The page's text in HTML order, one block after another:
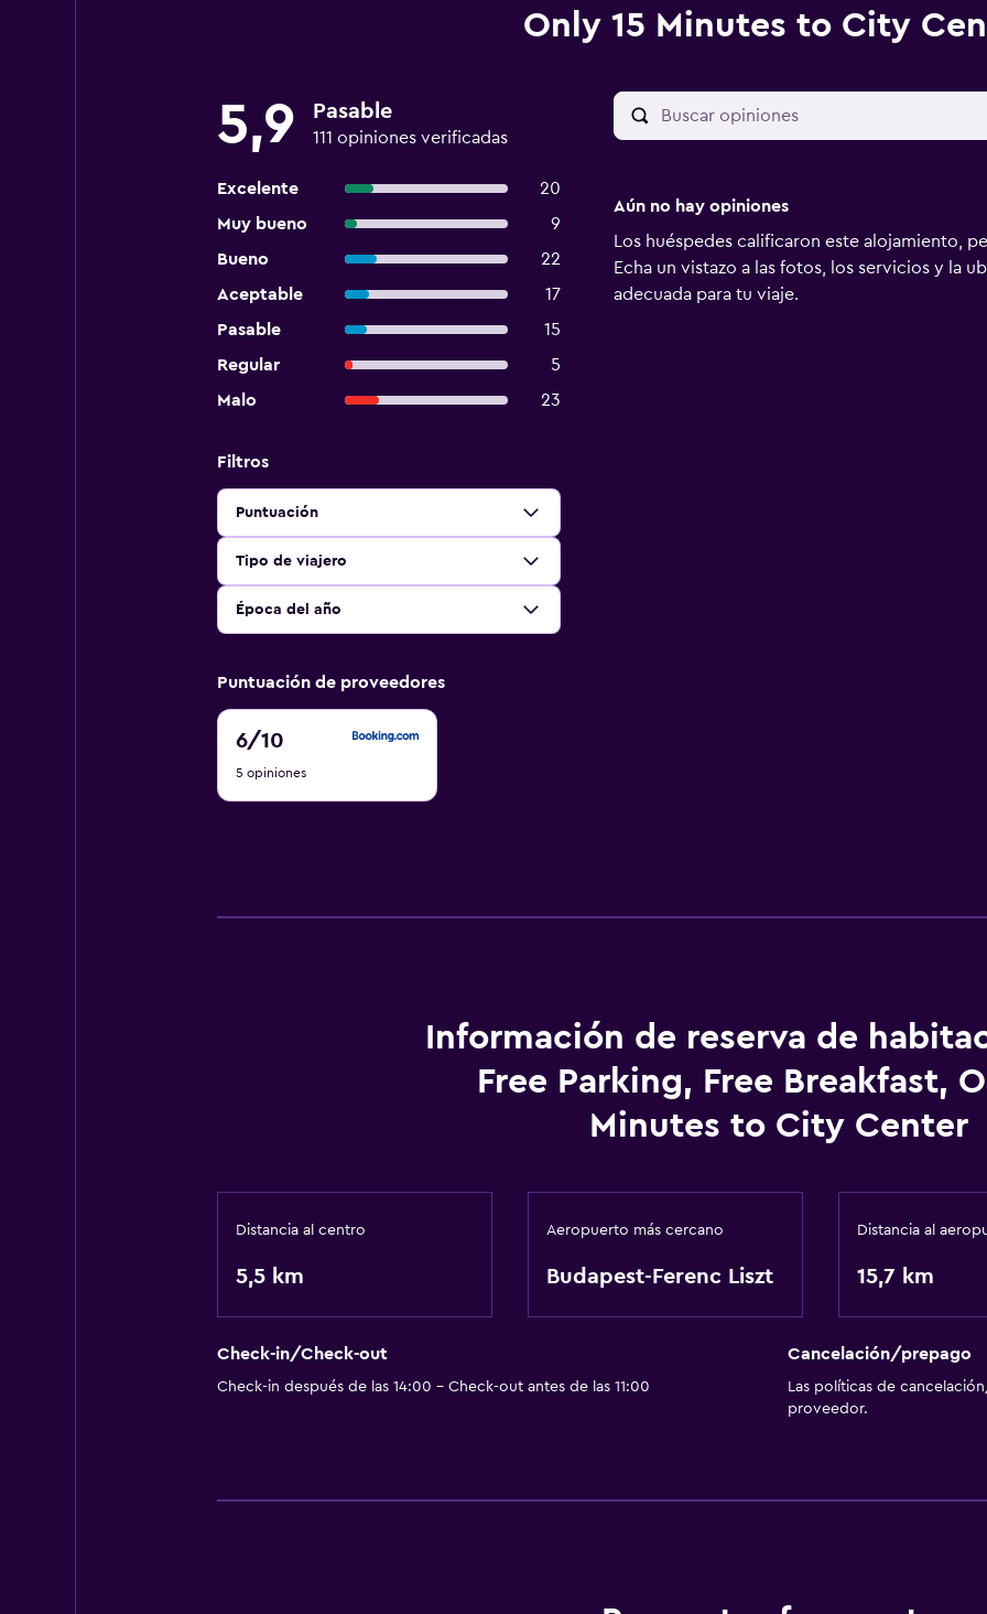
Only 15 Minutes to City
5,9 Pasable
111 opiniones verificadas
Excelente
20
Muy bueno
9
Bueno
22
Aceptable
17
Pasable
15
Regular
5
Malo
23
Filtros
Puntuación
Tipo de viajero
Época del año
Puntuación de proveedores
6/10
6
10
5 opiniones
Aún no hay opiniones
Los huéspedes calificaron este alojamiento,
Echa un vistazo a las fotos, los servicios y la
adecuada para tu viaje.
Información de reserva de
Free Parking, Free Breakfast,
Minutes to City Center
Distancia al centro
5,5 km
Aeropuerto más cercano
Budapest-Ferenc Liszt
Distancia al
15,7 km
Check-in/Check-out
Check-in después de las 14:00 - Check-out antes de las 11:00
Cancelación/prepago
Las políticas de
proveedor.